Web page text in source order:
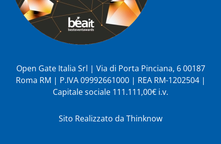
Open Gate Italia Srl | Via di Porta Pinciana, 6 00187
Roma RM | P.IVA 09992661000 | REA RM-1202504 |
Capitale sociale 111.111,00€ i.v.
Sito Realizzato da Thinknow